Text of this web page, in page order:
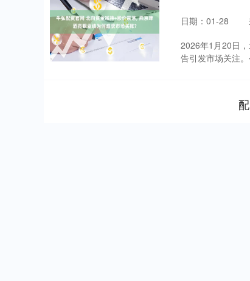
日期：01-28
2026年1月20日
告引发市场关注